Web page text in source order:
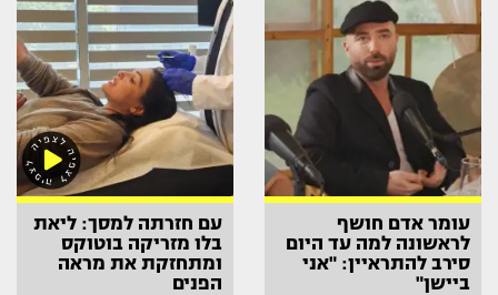
עומר אדם חושף
לראשונה למה עד היום
סירב להתראיין: "אני
ביישן"
עם חזרתה למסך: ליאת
בלו מזריקה בוטוקס
ומתחזקת את מראה
הפנים